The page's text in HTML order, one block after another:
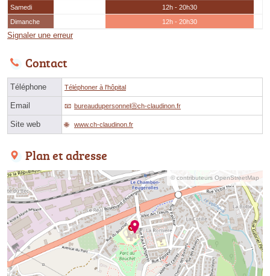
Samedi
12h - 20h30
Dimanche
12h - 20h30
Signaler une erreur
Contact
Téléphone Téléphoner à l'hôpital
Email bureaudupersonnelⓐch-claudinon.fr
Site web www.ch-claudinon.fr
Plan et adresse
© contributeurs OpenStreetMap